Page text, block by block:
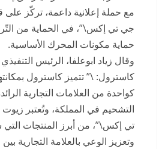
مع حملة إعلانية داعمة، تركّز
جي تي إكس\”، في الحماية من
حماية مكونات المحرك الأساسية.
وقال زياد ابوعلفا، الرئيس
كاسترول: \” تتميز كاسترول
كواحدة من العلامات التجارية
التشحيم في المملكة، وتُعتبر
تي إكس\”، من أبرز المنتجات
وتعزيز الوعي بالعلامة التجارية